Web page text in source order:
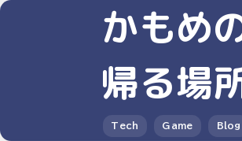
かもめ
帰る場
Tech Game Blog